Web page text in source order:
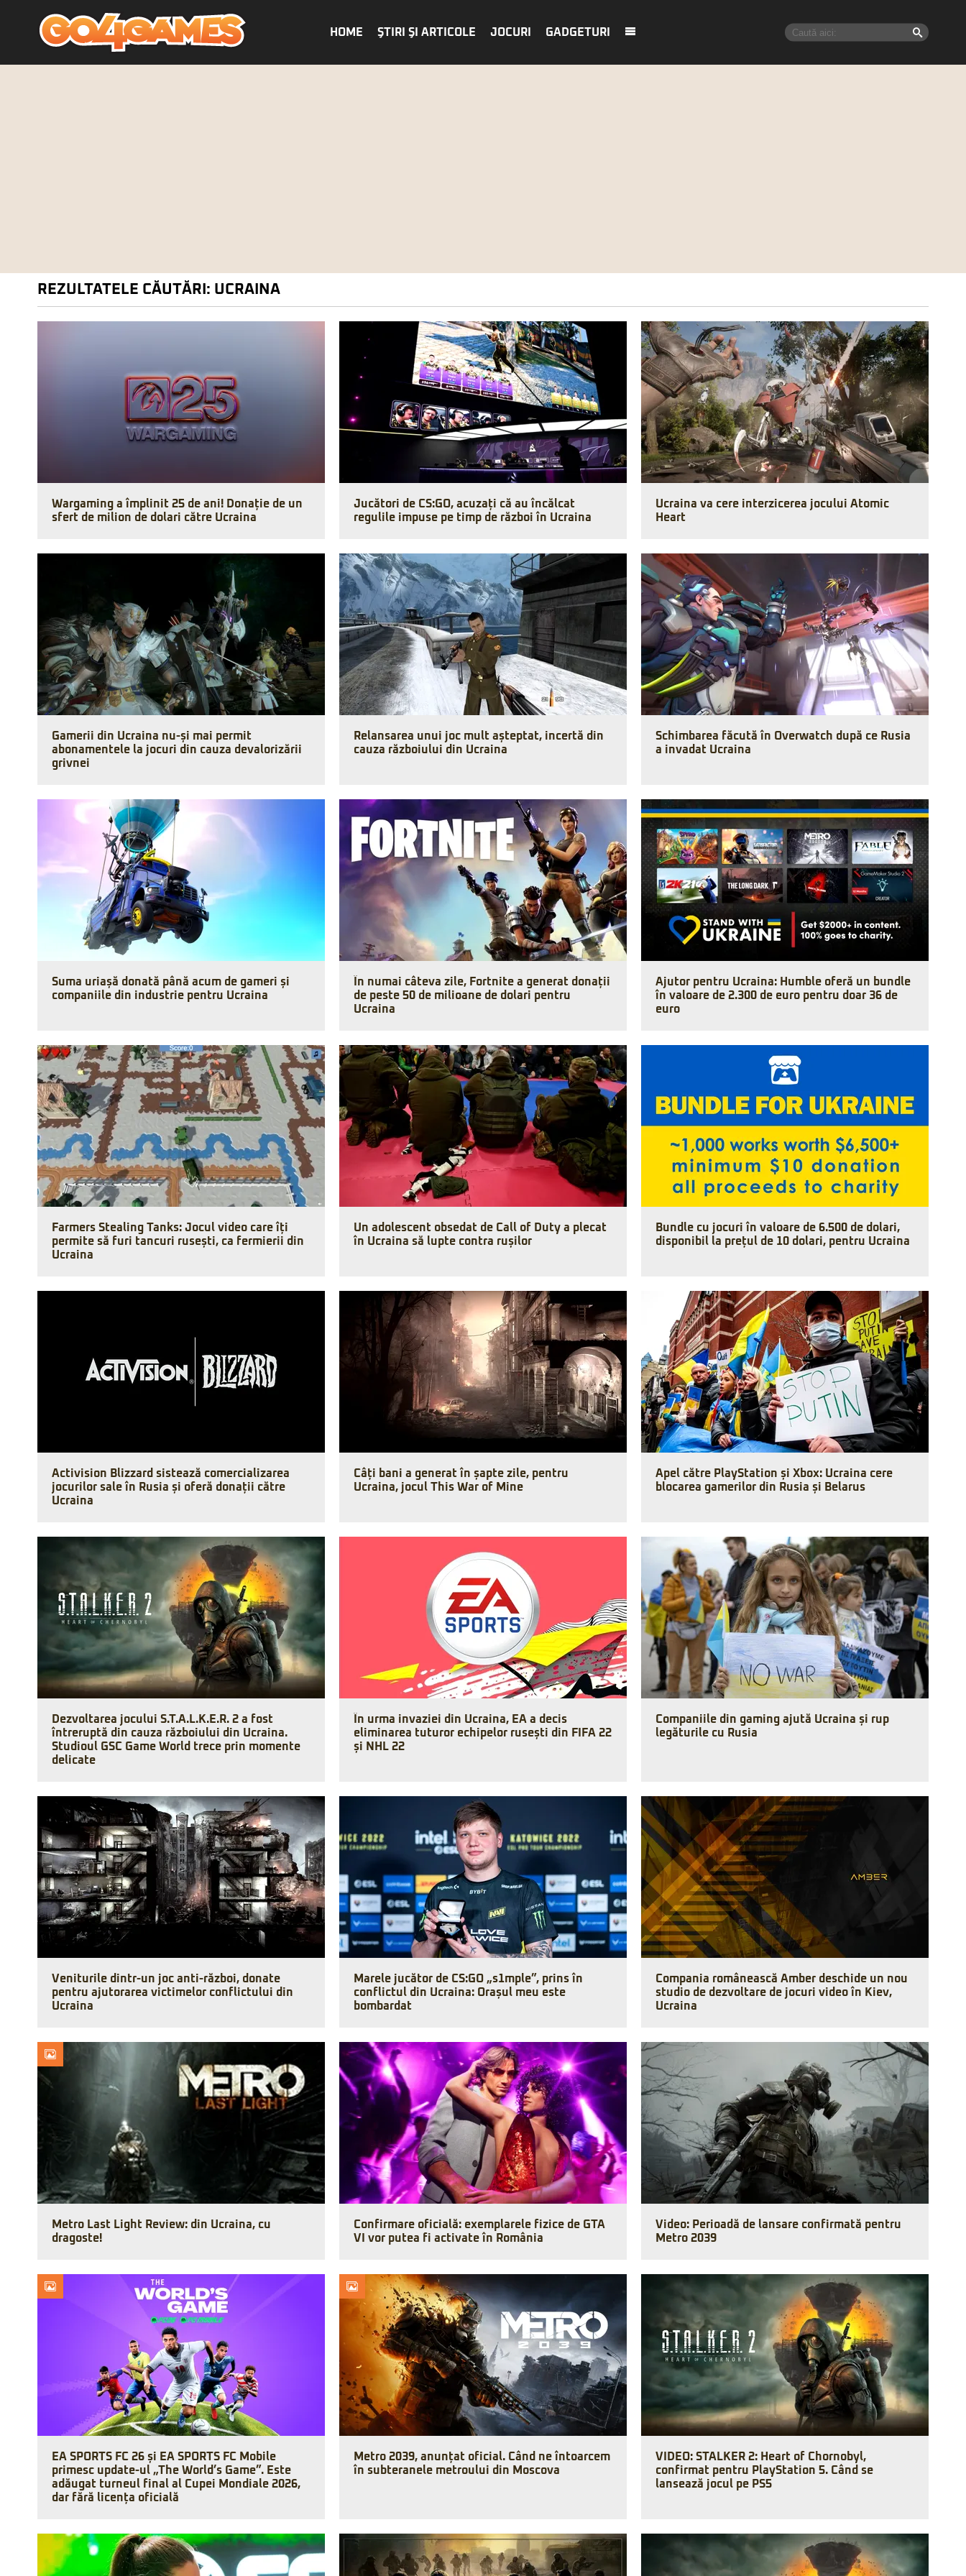
HOME ŞTIRI ŞI ARTICOLE JOCURI GADGETURI
REZULTATELE CĂUTĂRI: UCRAINA
Wargaming a împlinit 25 de ani! Donație de un
sfert de milion de dolari către Ucraina
Jucători de CS:GO, acuzați că au încălcat
regulile impuse pe timp de război în Ucraina
Ucraina va cere interzicerea jocului Atomic
Heart
Gamerii din Ucraina nu-și mai permit
abonamentele la jocuri din cauza devalorizării
grivnei
Relansarea unui joc mult așteptat, incertă din
cauza războiului din Ucraina
Schimbarea făcută în Overwatch după ce Rusia
a invadat Ucraina
Suma uriașă donată până acum de gameri și
companiile din industrie pentru Ucraina
În numai câteva zile, Fortnite a generat donații
de peste 50 de milioane de dolari pentru
Ucraina
Ajutor pentru Ucraina: Humble oferă un bundle
în valoare de 2.300 de euro pentru doar 36 de
euro
Farmers Stealing Tanks: Jocul video care îți
permite să furi tancuri rusești, ca fermierii din
Ucraina
Un adolescent obsedat de Call of Duty a plecat
în Ucraina să lupte contra rușilor
Bundle cu jocuri în valoare de 6.500 de dolari,
disponibil la prețul de 10 dolari, pentru Ucraina
Activision Blizzard sistează comercializarea
jocurilor sale în Rusia și oferă donații către
Ucraina
Câți bani a generat în șapte zile, pentru
Ucraina, jocul This War of Mine
Apel către PlayStation și Xbox: Ucraina cere
blocarea gamerilor din Rusia și Belarus
Dezvoltarea jocului S.T.A.L.K.E.R. 2 a fost
întreruptă din cauza războiului din Ucraina.
Studioul GSC Game World trece prin momente
delicate
În urma invaziei din Ucraina, EA a decis
eliminarea tuturor echipelor rusești din FIFA 22
și NHL 22
Companiile din gaming ajută Ucraina și rup
legăturile cu Rusia
Veniturile dintr-un joc anti-război, donate
pentru ajutorarea victimelor conflictului din
Ucraina
Marele jucător de CS:GO „s1mple”, prins în
conflictul din Ucraina: Orașul meu este
bombardat
Compania românească Amber deschide un nou
studio de dezvoltare de jocuri video în Kiev,
Ucraina
Metro Last Light Review: din Ucraina, cu
dragoste!
Confirmare oficială: exemplarele fizice de GTA
VI vor putea fi activate în România
Video: Perioadă de lansare confirmată pentru
Metro 2039
EA SPORTS FC 26 și EA SPORTS FC Mobile
primesc update-ul „The World’s Game”. Este
adăugat turneul final al Cupei Mondiale 2026,
dar fără licența oficială
Metro 2039, anunțat oficial. Când ne întoarcem
în subteranele metroului din Moscova
VIDEO: STALKER 2: Heart of Chornobyl,
confirmat pentru PlayStation 5. Când se
lansează jocul pe PS5